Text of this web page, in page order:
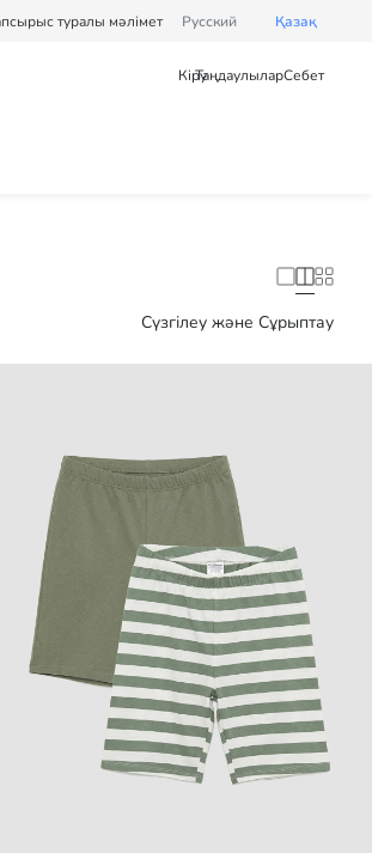
туралы мәлімет Pусский Қазақ
КіруТаңдаулыларСебет
Сүзгілеу және Сұрыптау